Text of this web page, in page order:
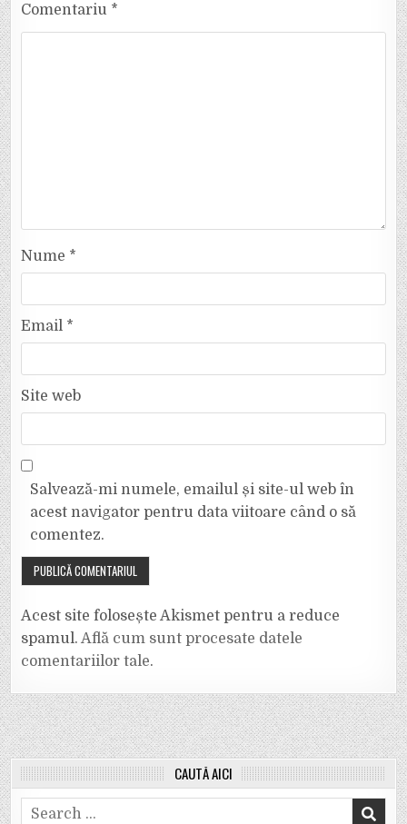
Comentariu *
Nume *
Email *
Site web
Salvează-mi numele, emailul și site-ul web în
acest navigator pentru data viitoare când o să
comentez.
Acest site folosește Akismet pentru a reduce
spamul.Află cum sunt procesate datele
comentariilor tale.
CAUTĂ AICI
Search